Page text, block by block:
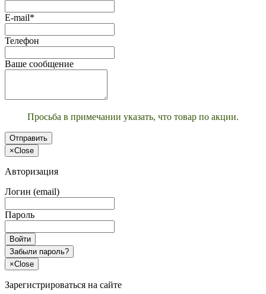
E-mail*
Телефон
Ваше сообщение
Просьба в примечании указать, что товар по акции.
Отправить
×Close
Авторизация
Логин (email)
Пароль
Войти
Забыли пароль?
×Close
Зарегистрироваться на сайте